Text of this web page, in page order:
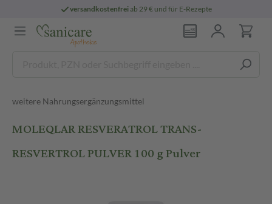
versandkostenfreiab 29 € und für E-Rezepte
weitere Nahrungsergänzungsmittel
MOLEQLAR RESVERATROL TRANS-
RESVERTROL PULVER 100 g Pulver